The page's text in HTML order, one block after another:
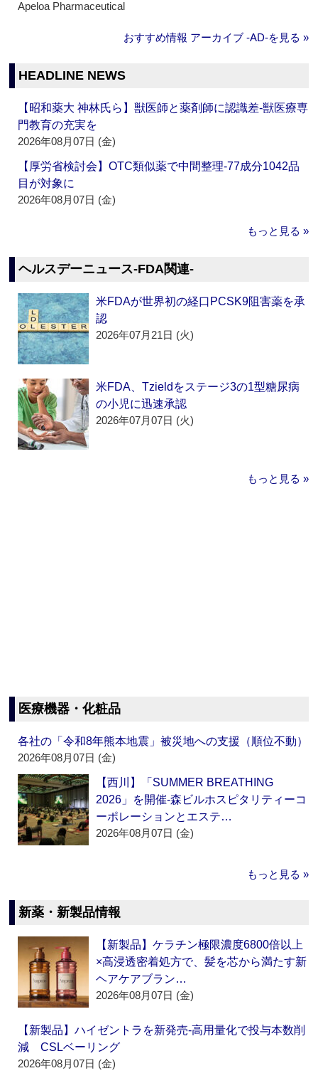
Apeloa Pharmaceutical
おすすめ情報 アーカイブ ‐AD‐を見る »
HEADLINE NEWS
【昭和薬大 神林氏ら】獣医師と薬剤師に認識差‐獣医療専
門教育の充実を
2026年08月07日 (金)
【厚労省検討会】OTC類似薬で中間整理‐77成分1042品
目が対象に
2026年08月07日 (金)
もっと見る »
ヘルスデーニュース‐FDA関連‐
米FDAが世界初の経口PCSK9阻害薬を承
認
2026年07月21日 (火)
米FDA、Tzieldをステージ3の1型糖尿病
の小児に迅速承認
2026年07月07日 (火)
もっと見る »
医療機器・化粧品
各社の「令和8年熊本地震」被災地への支援（順位不動）
2026年08月07日 (金)
【西川】「SUMMER BREATHING
2026」を開催‐森ビルホスピタリティーコ
ーポレーションとエステ…
2026年08月07日 (金)
もっと見る »
新薬・新製品情報
【新製品】ケラチン極限濃度6800倍以上
×高浸透密着処方で、髪を芯から満たす新
ヘアケアブラン…
2026年08月07日 (金)
【新製品】ハイゼントラを新発売‐高用量化で投与本数削
減 CSLベーリング
2026年08月07日 (金)